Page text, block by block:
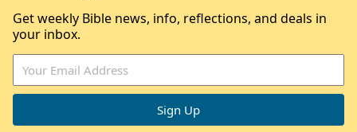
Get weekly Bible news, info, reflections, and deals in
your inbox.